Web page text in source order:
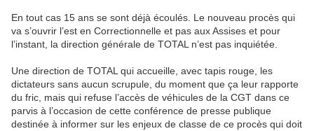
En tout cas 15 ans se sont déjà écoulés. Le nouveau procès qui
va s’ouvrir l’est en Correctionnelle et pas aux Assises et pour
l’instant, la direction générale de TOTAL n’est pas inquiétée.
Une direction de TOTAL qui accueille, avec tapis rouge, les
dictateurs sans aucun scrupule, du moment que ça leur rapporte
du fric, mais qui refuse l’accès de véhicules de la CGT dans ce
parvis à l’occasion de cette conférence de presse publique
destinée à informer sur les enjeux de classe de ce procès qui doit